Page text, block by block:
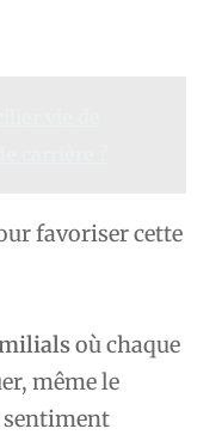
favoriser cette
où chaque
même le
sentiment